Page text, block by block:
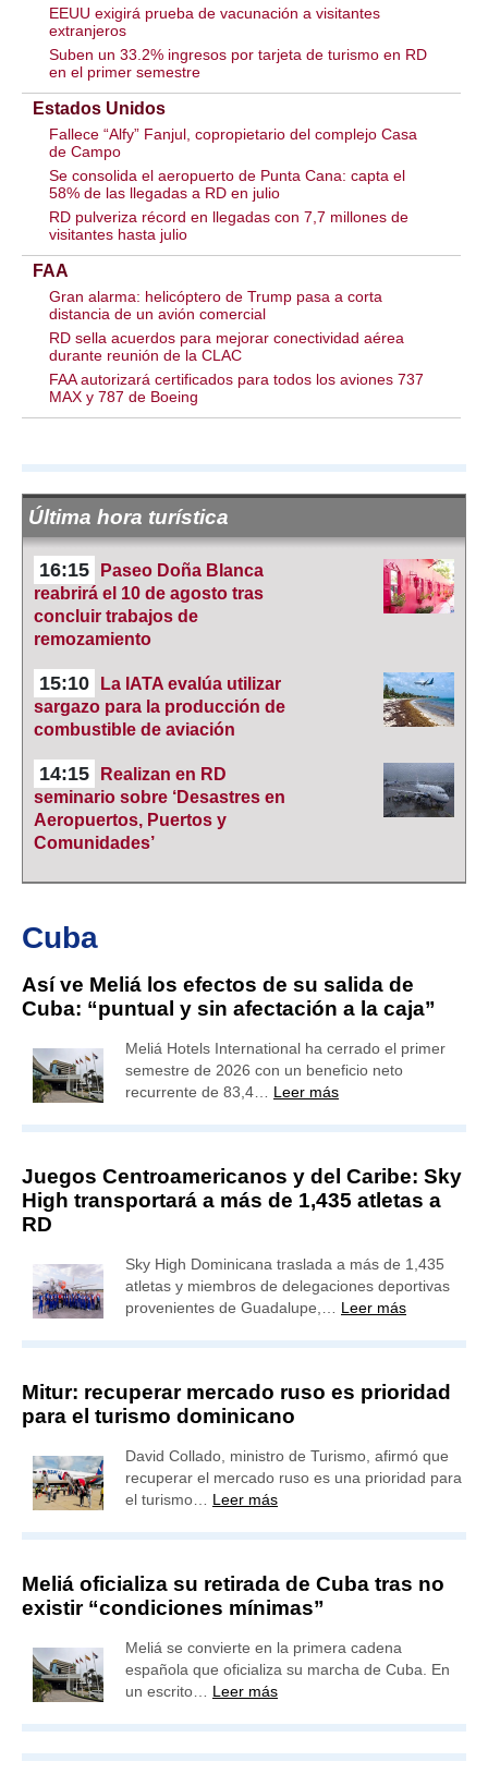
EEUU exigirá prueba de vacunación a visitantes
extranjeros
Suben un 33.2% ingresos por tarjeta de turismo en RD
en el primer semestre
Estados Unidos
Fallece “Alfy” Fanjul, copropietario del complejo Casa
de Campo
Se consolida el aeropuerto de Punta Cana: capta el
58% de las llegadas a RD en julio
RD pulveriza récord en llegadas con 7,7 millones de
visitantes hasta julio
FAA
Gran alarma: helicóptero de Trump pasa a corta
distancia de un avión comercial
RD sella acuerdos para mejorar conectividad aérea
durante reunión de la CLAC
FAA autorizará certificados para todos los aviones 737
MAX y 787 de Boeing
Última hora turística
16:15
Paseo Doña Blanca
reabrirá el 10 de agosto tras
concluir trabajos de
remozamiento
15:10
La IATA evalúa utilizar
sargazo para la producción de
combustible de aviación
14:15
Realizan en RD
seminario sobre ‘Desastres en
Aeropuertos, Puertos y
Comunidades’
Cuba
Así ve Meliá los efectos de su salida de
Cuba: “puntual y sin afectación a la caja”
Meliá Hotels International ha cerrado el primer
semestre de 2026 con un beneficio neto
recurrente de 83,4… Leer más
Juegos Centroamericanos y del Caribe: Sky
High transportará a más de 1,435 atletas a
RD
Sky High Dominicana traslada a más de 1,435
atletas y miembros de delegaciones deportivas
provenientes de Guadalupe,… Leer más
Mitur: recuperar mercado ruso es prioridad
para el turismo dominicano
David Collado, ministro de Turismo, afirmó que
recuperar el mercado ruso es una prioridad para
el turismo… Leer más
Meliá oficializa su retirada de Cuba tras no
existir “condiciones mínimas”
Meliá se convierte en la primera cadena
española que oficializa su marcha de Cuba. En
un escrito… Leer más